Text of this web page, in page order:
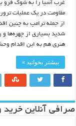
غرب آسیا را به شوک فرو
مقاومت در یک عملیات
از جمله ترامپ به چنین
شدید بسیاری از چهره‌ها
هنری هم به این اقدام
بیشتر بخوانید »
صرافی آنلاین